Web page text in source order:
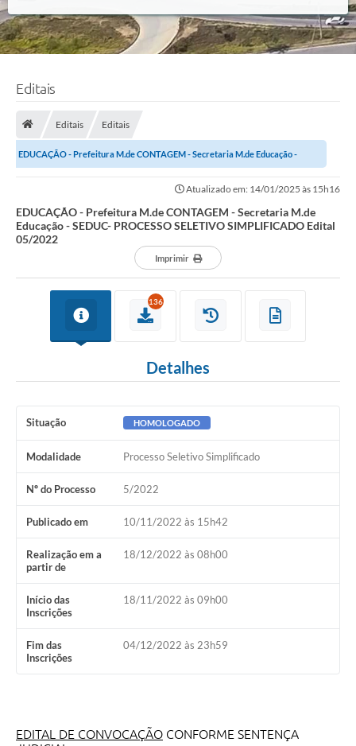
Editais
Editais Editais
EDUCAÇÃO - Prefeitura M.de CONTAGEM - Secretaria M.de Educação -
SEDUC- PROCESSO SELETIVO SIMPLIFICADO Edital...
Atualizado em: 14/01/2025 às 15h16
EDUCAÇÃO - Prefeitura M.de CONTAGEM - Secretaria M.de
Educação - SEDUC- PROCESSO SELETIVO SIMPLIFICADO Edital
05/2022
Imprimir
136
Detalhes
Situação HOMOLOGADO
Modalidade Processo Seletivo Simplificado
Nº do Processo 5/2022
Publicado em 10/11/2022 às 15h42
Realização em a
partir de
18/12/2022 às 08h00
Início das
Inscrições
18/11/2022 às 09h00
Fim das
Inscrições
04/12/2022 às 23h59
EDITAL DE CONVOCAÇÃO CONFORME SENTENÇA